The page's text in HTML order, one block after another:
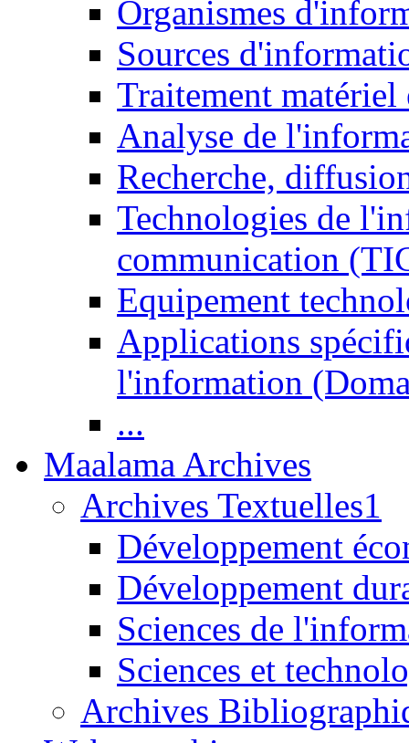
Organismes
Sources
Traitement matériel
Analyse de
Recherche,
Technologies de
communication
Equipement
Applications
l'information
...
Maalama Archives
Archives Textuelles1
Développement
Développement
Sciences de
Sciences et
Archives